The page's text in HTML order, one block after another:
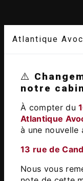
Atlantique
⚠️
notre
À compter du
Atlantique
à une nouvelle
13 rue de
Nous vous